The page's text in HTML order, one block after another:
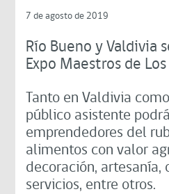
7 de agosto de 2019
Río Bueno y Valdivia
Expo Maestros de Los
Tanto en Valdivia
público asistente
emprendedores del
alimentos con valor
decoración, artesanía,
servicios, entre otros.